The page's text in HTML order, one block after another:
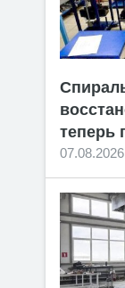
теперь
07.08.2026